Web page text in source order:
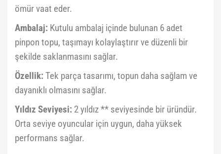
ömür vaat eder.
Ambalaj: Kutulu ambalaj içinde bulunan 6 adet
pinpon topu, taşımayı kolaylaştırır ve düzenli bir
şekilde saklanmasını sağlar.
Özellik: Tek parça tasarımı, topun daha sağlam ve
dayanıklı olmasını sağlar.
Yıldız Seviyesi: 2 yıldız ** seviyesinde bir üründür.
Orta seviye oyuncular için uygun, daha yüksek
performans sağlar.